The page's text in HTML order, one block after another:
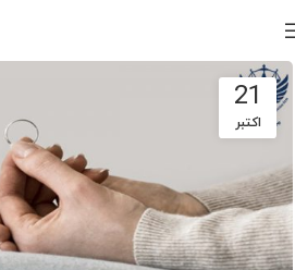
21
اکتبر